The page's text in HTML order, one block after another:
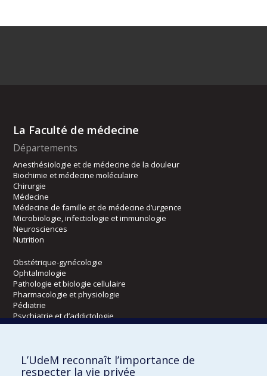
La Faculté de médecine
Départements
Anesthésiologie et de médecine de la douleur
Biochimie et médecine moléculaire
Chirurgie
Médecine
Médecine de famille et de médecine d’urgence
Microbiologie, infectiologie et immunologie
Neurosciences
Nutrition
Obstétrique-gynécologie
Ophtalmologie
Pathologie et biologie cellulaire
Pharmacologie et physiologie
Pédiatrie
Psychiatrie et d’addictologie
Radiologie, radio-oncologie et médecine nucléaire
Écoles
L’UdeM reconnaît l’importance de
respecter la vie privée